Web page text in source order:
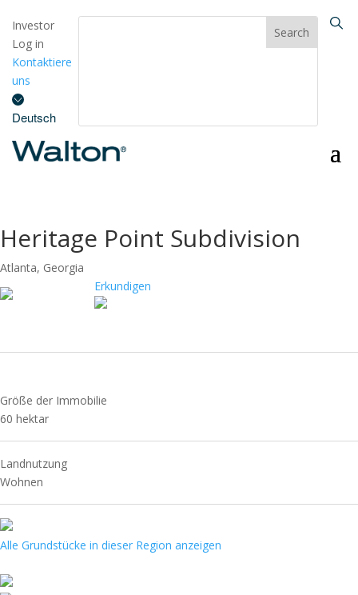
Investor
Log in
Kontaktiere
uns
Deutsch
Heritage Point Subdivision
Atlanta, Georgia
Erkundigen
Größe der Immobilie
60 hektar
Landnutzung
Wohnen
Alle Grundstücke in dieser Region anzeigen